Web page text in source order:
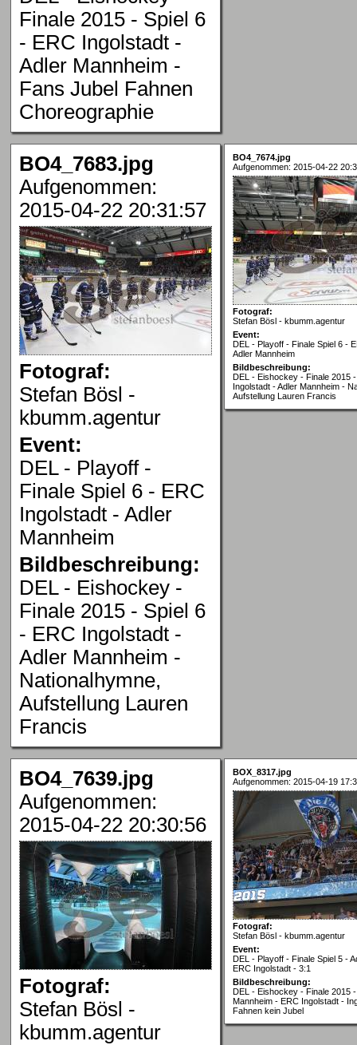
Finale 2015 - Spiel 6
- ERC Ingolstadt -
Adler Mannheim -
Fans Jubel Fahnen
Choreographie
BO4_7683.jpg
Aufgenommen:
2015-04-22 20:31:57
Fotograf:
Stefan Bösl -
kbumm.agentur
Event:
DEL - Playoff -
Finale Spiel 6 - ERC
Ingolstadt - Adler
Mannheim
Bildbeschreibung:
DEL - Eishockey -
Finale 2015 - Spiel 6
- ERC Ingolstadt -
Adler Mannheim -
Nationalhymne,
Aufstellung Lauren
Francis
BO4_7674.jpg
Aufgenommen: 2015-04-22
Fotograf:
Stefan Bösl - kbumm.agentur
Event:
DEL - Playoff - Finale Spiel 6 -
Adler Mannheim
Bildbeschreibung:
DEL - Eishockey - Finale 2015
Ingolstadt - Adler Mannheim -
Aufstellung Lauren Francis
BO4_7639.jpg
Aufgenommen:
2015-04-22 20:30:56
Fotograf:
Stefan Bösl -
kbumm.agentur
BOX_8317.jpg
Aufgenommen: 2015-04-19
Fotograf:
Stefan Bösl - kbumm.agentur
Event:
DEL - Playoff - Finale Spiel 5 -
ERC Ingolstadt - 3:1
Bildbeschreibung:
DEL - Eishockey - Finale 2015
Mannheim - ERC Ingolstadt -
Fahnen kein Jubel